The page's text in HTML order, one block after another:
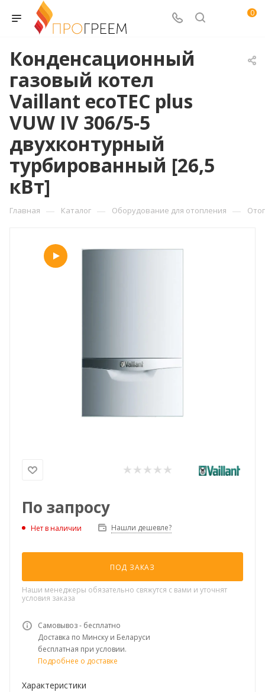
0
Конденсационный
газовый котел
Vaillant ecoTEC plus
VUW IV 306/5-5
двухконтурный
турбированный [26,5
кВт]
Главная — Каталог — Оборудование для отопления —
По запросу
Нет в наличии Нашли дешевле?
ПОД ЗАКАЗ
Наши менеджеры обязательно свяжутся с вами и уточнят
условия заказа
Самовывоз - бесплатно
Доставка по Минску и Беларуси
бесплатная при условии.
Подробнее о доставке
Характеристики